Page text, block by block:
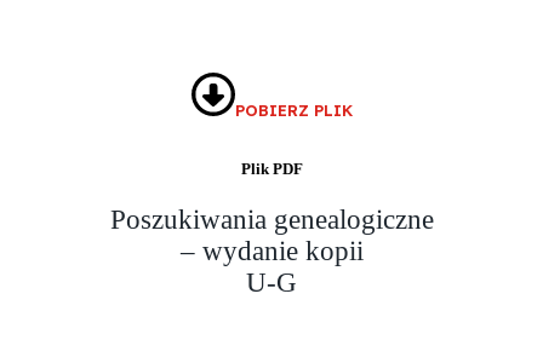
POBIERZ PLIK
Plik PDF
Poszukiwania genealogiczne
– wydanie kopii
U-G